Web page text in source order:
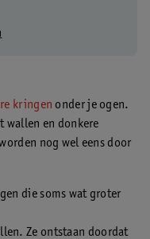
kringen onder je ogen.
wallen en donkere
nog wel eens door
die soms wat groter
Ze ontstaan doordat